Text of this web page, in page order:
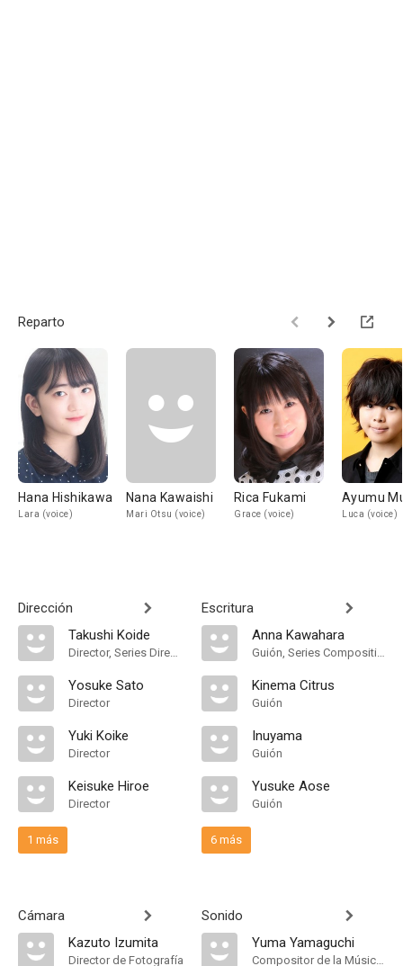
Reparto
Hana Hishikawa
Lara (voice)
Nana Kawaishi
Mari Otsu (voice)
Rica Fukami
Grace (voice)
Ayumu
Luca (voice)
Dirección
Takushi Koide
Director, Series Director
Yosuke Sato
Director
Yuki Koike
Director
Keisuke Hiroe
Director
1 más
Cámara
Kazuto Izumita
Director de Fotografía
Escritura
Anna Kawahara
Guión, Series Composition
Kinema Citrus
Guión
Inuyama
Guión
Yusuke Aose
Guión
6 más
Sonido
Yuma Yamaguchi
Compositor de la Música Original